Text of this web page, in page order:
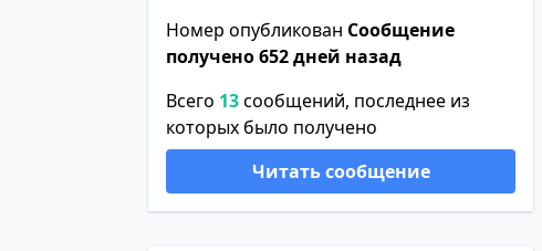
Номер опубликован Сообщение
получено 652 дней назад
Всего 13сообщений, последнее из
которых было получено
Читать сообщение